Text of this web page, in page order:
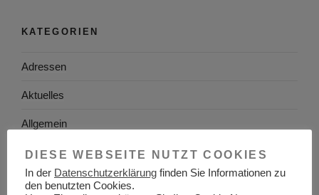
KATEGORIEN
Adressen
Aktuelles
Allgemein
Arbeitgeber
Arbeitsplatzsuche
DIESE WEBSEITE NUTZT COOKIES
In der Datenschutzerklärung finden Sie Informationen zu
den benutzten Cookies.